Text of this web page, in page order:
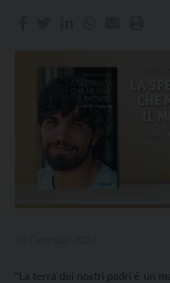
“La terra dei nostri padri è un